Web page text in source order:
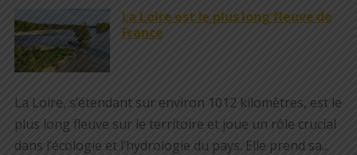
La Loire est le plus long fleuve de
France
La Loire, s’étendant sur environ 1012 kilomètres, est le
plus long fleuve sur le territoire et joue un rôle crucial
dans l’écologie et l’hydrologie du pays. Elle prend sa...